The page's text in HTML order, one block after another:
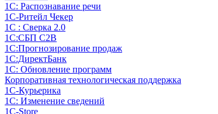
1С: Распознавание речи
1C-Ритейл Чекер
1С : Сверка 2.0
1С:СБП C2B
1С:Прогнозирование продаж
1С:ДиректБанк
1С: Обновление программ
Корпоративная технологическая поддержка
1С-Курьерика
1С: Изменение сведений
1C-Store